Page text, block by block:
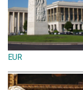
EUR